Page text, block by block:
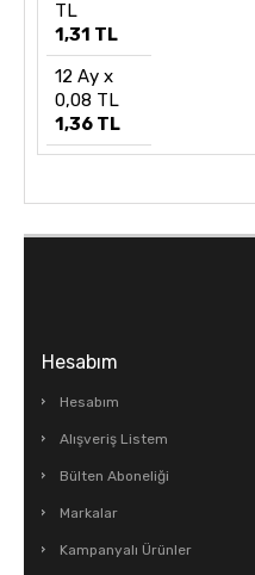
TL
1,31 TL
12 Ay x
0,08 TL
1,36 TL
Hesabım
Hesabım
Alışveriş Listem
Bülten Aboneliği
Markalar
Kampanyalı Ürünler